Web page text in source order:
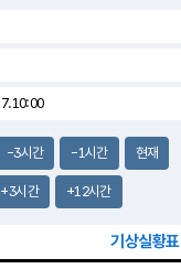
1.1m/s
-3시간 -1시간 현재
+3시간 +12시간
기상실황표